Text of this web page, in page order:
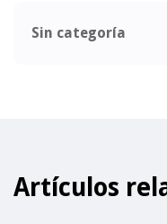
Sin categoría
Artículos